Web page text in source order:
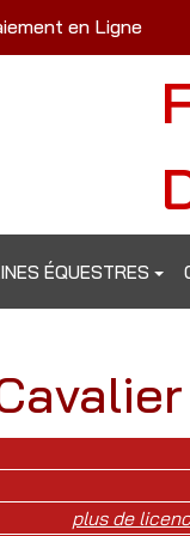
en Ligne
ÉQUESTRES
plus de